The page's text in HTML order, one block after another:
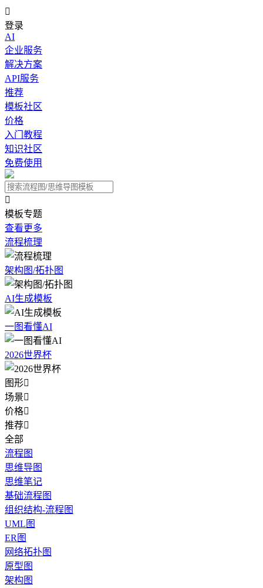

登录
AI
企业服务
解决方案
API服务
推荐
模板社区
价格
入门教程
知识社区
免费使用

模板专题
查看更多
流程梳理
架构图/拓扑图
AI生成模板
一图看懂AI
2026世界杯
图形
场景
价格
推荐
全部
流程图
思维导图
思维笔记
基础流程图
组织结构-流程图
UML图
ER图
网络拓扑图
原型图
架构图